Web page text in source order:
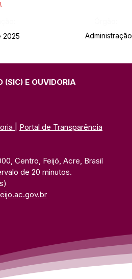
2025 Administração
(SIC) E OUVIDORIA
Portal de Transparência
Centro, Feijó, Acre, Brasil
de 20 minutos.